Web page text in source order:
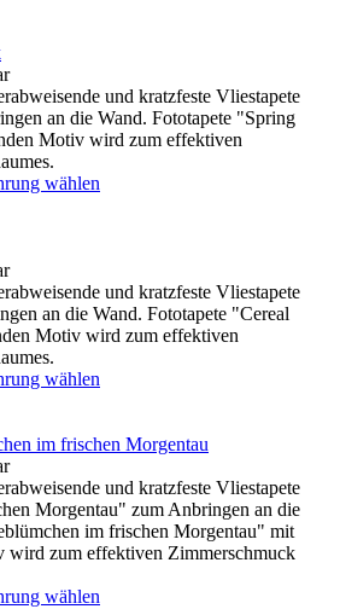
und kratzfeste Vliestapete
an die Wand. Fototapete "Spring
Motiv wird zum effektiven
wählen
und kratzfeste Vliestapete
an die Wand. Fototapete "Cereal
Motiv wird zum effektiven
wählen
im frischen Morgentau
und kratzfeste Vliestapete
Morgentau" zum Anbringen an die
im frischen Morgentau" mit
wird zum effektiven Zimmerschmuck
wählen